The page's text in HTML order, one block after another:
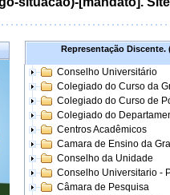
Representação Discente.
Conselho Universitário
Colegiado do Curso da
Colegiado do Curso de
Colegiado do
Centros Acadêmicos
Camara de Ensino da
Conselho da Unidade
Conselho Universitario -
Câmara de Pesquisa